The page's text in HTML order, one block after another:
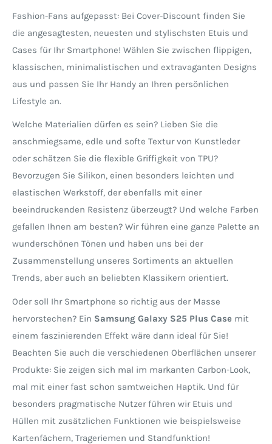
Fashion-Fans aufgepasst: Bei Cover-Discount finden Sie
die angesagtesten, neuesten und stylischsten Etuis und
Cases für Ihr Smartphone! Wählen Sie zwischen flippigen,
klassischen, minimalistischen und extravaganten Designs
aus und passen Sie Ihr Handy an Ihren persönlichen
Lifestyle an.
Welche Materialien dürfen es sein? Lieben Sie die
anschmiegsame, edle und softe Textur von Kunstleder
oder schätzen Sie die flexible Griffigkeit von TPU?
Bevorzugen Sie Silikon, einen besonders leichten und
elastischen Werkstoff, der ebenfalls mit einer
beeindruckenden Resistenz überzeugt? Und welche Farben
gefallen Ihnen am besten? Wir führen eine ganze Palette an
wunderschönen Tönen und haben uns bei der
Zusammenstellung unseres Sortiments an aktuellen
Trends, aber auch an beliebten Klassikern orientiert.
Oder soll Ihr Smartphone so richtig aus der Masse
hervorstechen? Ein Samsung Galaxy S25 Plus Case mit
einem faszinierenden Effekt wäre dann ideal für Sie!
Beachten Sie auch die verschiedenen Oberflächen unserer
Produkte: Sie zeigen sich mal im markanten Carbon-Look,
mal mit einer fast schon samtweichen Haptik. Und für
besonders pragmatische Nutzer führen wir Etuis und
Hüllen mit zusätzlichen Funktionen wie beispielsweise
Kartenfächern, Trageriemen und Standfunktion!